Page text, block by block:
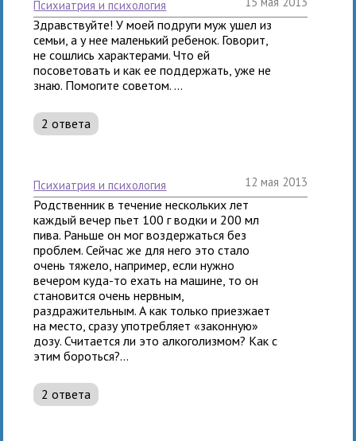
психиатрия и психология
Здравствуйте! У моей подруги муж ушел из
семьи, а у нее маленький ребенок. Говорит,
не сошлись характерами. Что ей
посоветовать и как ее поддержать, уже не
знаю. Помогите советом. ...
2 ответа
психиатрия и психология 12 мая 2013
Родственник в течение нескольких лет
каждый вечер пьет 100 г водки и 200 мл
пива. Раньше он мог воздержаться без
проблем. Сейчас же для него это стало
очень тяжело, например, если нужно
вечером куда-то ехать на машине, то он
становится очень нервным,
раздражительным. А как только приезжает
на место, сразу употребляет «законную»
дозу. Считается ли это алкоголизмом? Как с
этим бороться?...
2 ответа